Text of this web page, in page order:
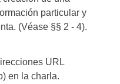
particular y
(Véase §§ 2 - 4).
URL
en la charla.